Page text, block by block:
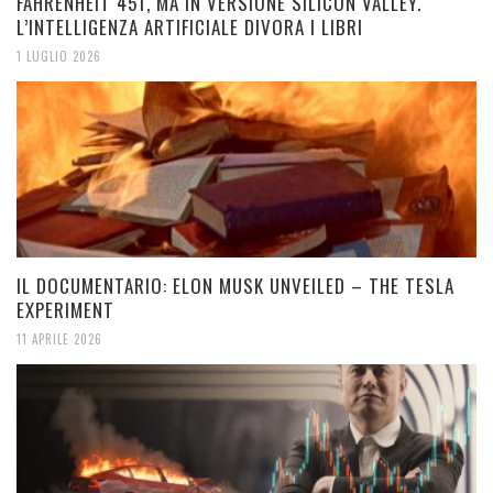
L’INTELLIGENZA ARTIFICIALE DIVORA I LIBRI
1 LUGLIO 2026
IL DOCUMENTARIO: ELON MUSK UNVEILED – THE TESLA
EXPERIMENT
11 APRILE 2026